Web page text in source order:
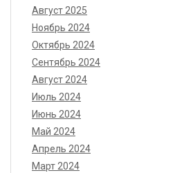
Август 2025
Ноябрь 2024
Октябрь 2024
Сентябрь 2024
Август 2024
Июль 2024
Июнь 2024
Май 2024
Апрель 2024
Март 2024